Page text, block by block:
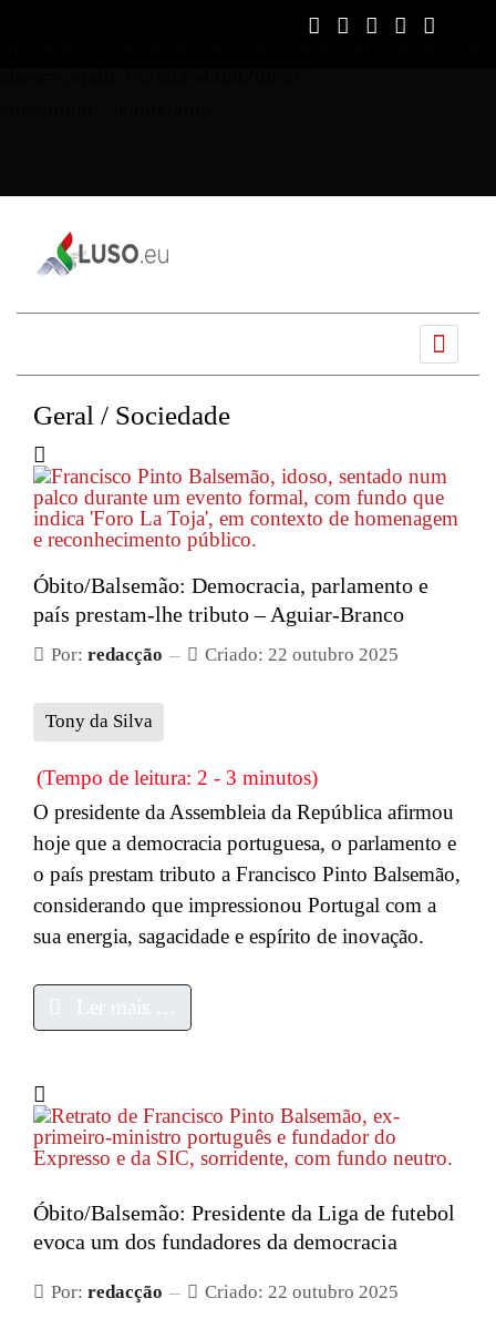
Geral / Sociedade
Óbito/Balsemão: Democracia, parlamento e
país prestam-lhe tributo – Aguiar-Branco
Por: redacção Criado: 22 outubro 2025
Tony da Silva
(Tempo de leitura: 2 - 3 minutos)
O presidente da Assembleia da República afirmou
hoje que a democracia portuguesa, o parlamento e
o país prestam tributo a Francisco Pinto Balsemão,
considerando que impressionou Portugal com a
sua energia, sagacidade e espírito de inovação.
Óbito/Balsemão: Presidente da Liga de futebol
evoca um dos fundadores da democracia
Por: redacção Criado: 22 outubro 2025
Ano
Mês
Próximo
Próximo